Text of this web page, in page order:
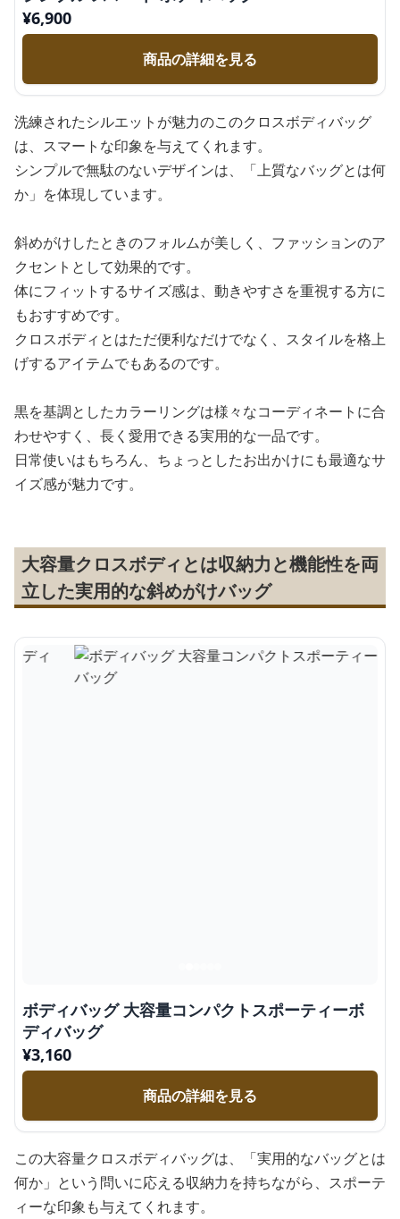
¥6,900
商品の詳細を見る
洗練されたシルエットが魅力のこのクロスボディバッグ
は、スマートな印象を与えてくれます。
シンプルで無駄のないデザインは、「上質なバッグとは何
か」を体現しています。
斜めがけしたときのフォルムが美しく、ファッションのア
クセントとして効果的です。
体にフィットするサイズ感は、動きやすさを重視する方に
もおすすめです。
クロスボディとはただ便利なだけでなく、スタイルを格上
げするアイテムでもあるのです。
黒を基調としたカラーリングは様々なコーディネートに合
わせやすく、長く愛用できる実用的な一品です。
日常使いはもちろん、ちょっとしたお出かけにも最適なサ
イズ感が魅力です。
大容量クロスボディとは収納力と機能性を両
立した実用的な斜めがけバッグ
ボディバッグ 大容量コンパクトスポーティーボ
ディバッグ
¥3,160
商品の詳細を見る
この大容量クロスボディバッグは、「実用的なバッグとは
何か」という問いに応える収納力を持ちながら、スポーテ
ィーな印象も与えてくれます。